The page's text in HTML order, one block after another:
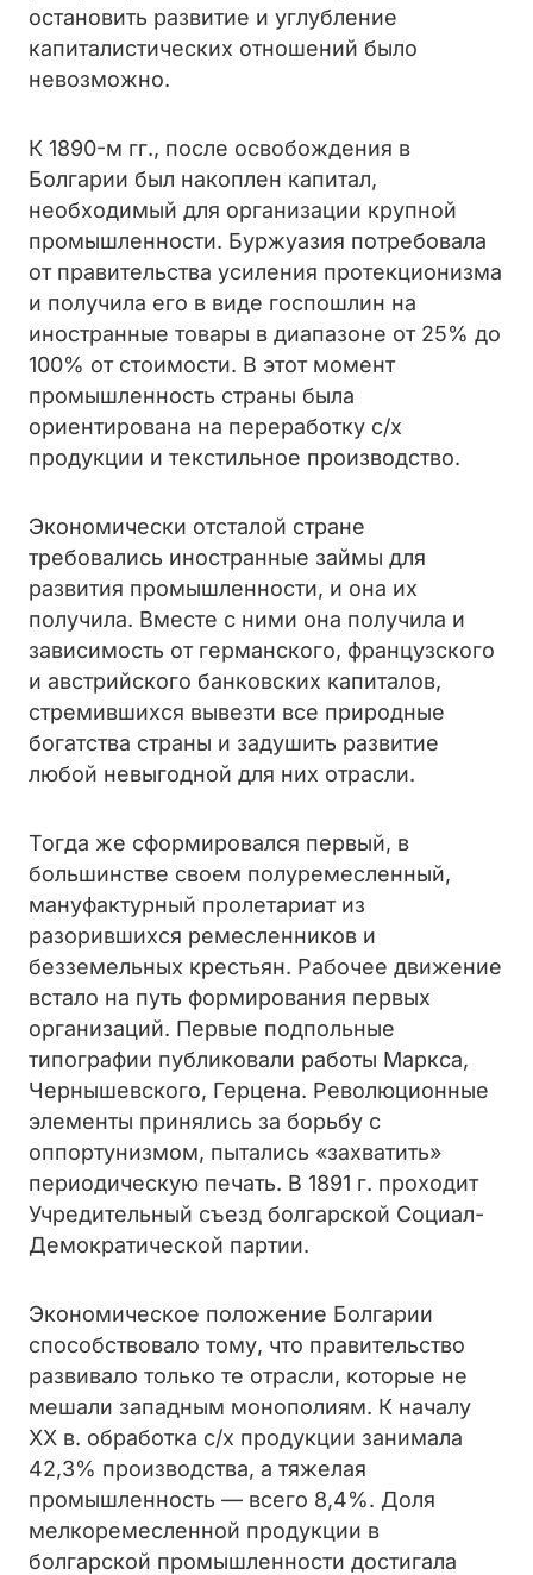
остановить развитие и углубление
капиталистических отношений было
невозможно.
К 1890-м гг., после освобождения в
Болгарии был накоплен капитал,
необходимый для организации крупной
промышленности. Буржуазия потребовала
от правительства усиления протекционизма
и получила его в виде госпошлин на
иностранные товары в диапазоне от 25% до
100% от стоимости. В этот момент
промышленность страны была
ориентирована на переработку с/х
продукции и текстильное производство.
Экономически отсталой стране
требовались иностранные займы для
развития промышленности, и она их
получила. Вместе с ними она получила и
зависимость от германского, французского
и австрийского банковских капиталов,
стремившихся вывезти все природные
богатства страны и задушить развитие
любой невыгодной для них отрасли.
Тогда же сформировался первый, в
большинстве своем полуремесленный,
мануфактурный пролетариат из
разорившихся ремесленников и
безземельных крестьян. Рабочее движение
встало на путь формирования первых
организаций. Первые подпольные
типографии публиковали работы Маркса,
Чернышевского, Герцена. Революционные
элементы принялись за борьбу с
оппортунизмом, пытались «захватить»
периодическую печать. В 1891 г. проходит
Учредительный съезд болгарской Социал-
Демократической партии.
Экономическое положение Болгарии
способствовало тому, что правительство
развивало только те отрасли, которые не
мешали западным монополиям. К началу
XX в. обработка с/х продукции занимала
42,3% производства, а тяжелая
промышленность — всего 8,4%. Доля
мелкоремесленной продукции в
болгарской промышленности достигала